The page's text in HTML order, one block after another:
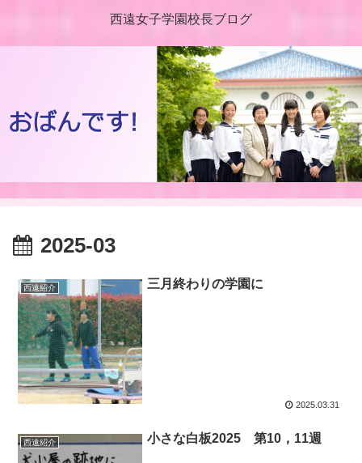
西遠女子学園校長ブログ
2025-03
西遠紹介 三月終わりの学園に
2025.03.31
西遠紹介 小さな白板2025 第10，11週